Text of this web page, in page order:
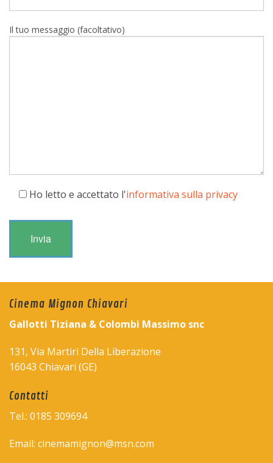
Il tuo messaggio (facoltativo)
Ho letto e accettato l'informativa sulla privacy
Cinema Mignon Chiavari
Gallotti Tiziana & Colombi Massimo snc
131, Via Martiri Della Liberazione
16043 Chiavari (GE)
Contatti
Tel.: 0185 309694
Email: cinemamignon@msn.com